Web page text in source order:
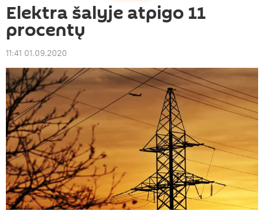
Elektra šalyje atpigo 11
procentų
11:41 01.09.2020